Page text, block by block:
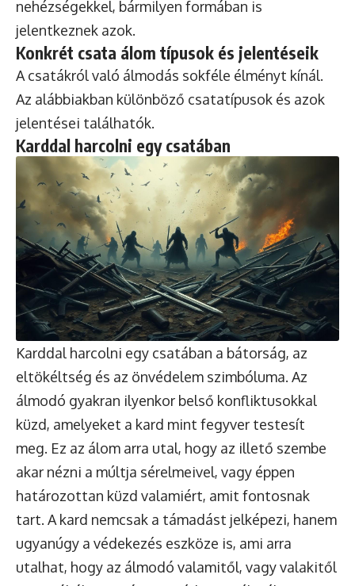
nehézségekkel, bármilyen formában is
jelentkeznek azok.
Konkrét csata álom típusok és jelentéseik
A csatákról való álmodás sokféle élményt kínál.
Az alábbiakban különböző csatatípusok és azok
jelentései találhatók.
Karddal harcolni egy csatában
Karddal harcolni egy csatában a bátorság, az
eltökéltség és az önvédelem szimbóluma. Az
álmodó gyakran ilyenkor belső konfliktusokkal
küzd, amelyeket a kard mint fegyver testesít
meg. Ez az álom arra utal, hogy az illető szembe
akar nézni a múltja sérelmeivel, vagy éppen
határozottan küzd valamiért, amit fontosnak
tart. A kard nemcsak a támadást jelképezi, hanem
ugyanúgy a védekezés eszköze is, ami arra
utalhat, hogy az álmodó valamitől, vagy valakitől